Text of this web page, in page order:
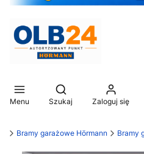
Menu
Otwórz wyszukiwarkę
Szukaj Zaloguj się
Bramy garażowe Hörmann